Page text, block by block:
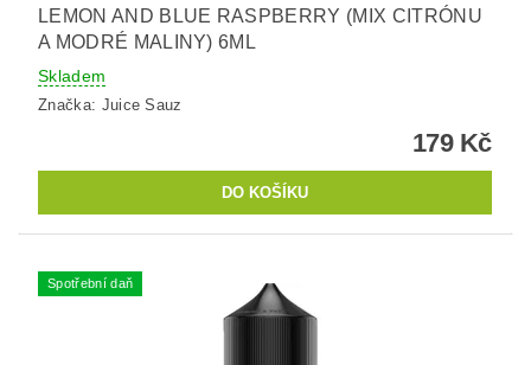
LEMON AND BLUE RASPBERRY (MIX CITRÓNU
A MODRÉ MALINY) 6ML
Skladem
Značka: Juice Sauz
179 Kč
Spotřební daň